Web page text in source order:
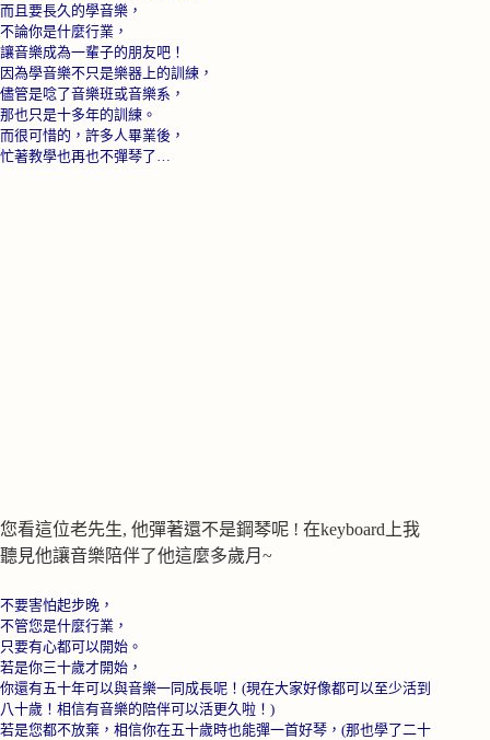
而且要長久的學音樂，
不論你是什麼行業，
讓音樂成為一輩子的朋友吧！
因為學音樂不只是樂器上的訓練，
儘管是唸了音樂班或音樂系，
那也只是十多年的訓練。
而很可惜的，許多人畢業後，
忙著教學也再也不彈琴了…
您看這位老先生, 他彈著還不是鋼琴呢 ! 在keyboard上我
聽見他讓音樂陪伴了他這麼多歲月~
不要害怕起步晚，
不管您是什麼行業，
只要有心都可以開始。
若是你三十歲才開始，
你還有五十年可以與音樂一同成長呢！ (現在大家好像都可以至少活到
八十歲！相信有音樂的陪伴可以活更久啦！ )
若是您都不放棄，相信你在五十歲時也能彈一首好琴， (那也學了二十